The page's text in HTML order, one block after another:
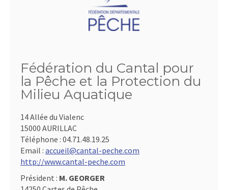
Fédération du Cantal pour
la Pêche et la Protection du
Milieu Aquatique
14 Allée du Vialenc
15000 AURILLAC
Téléphone : 04.71.48.19.25
Email : accueil@cantal-peche.com
http://www.cantal-peche.com
Président : M. GEORGER